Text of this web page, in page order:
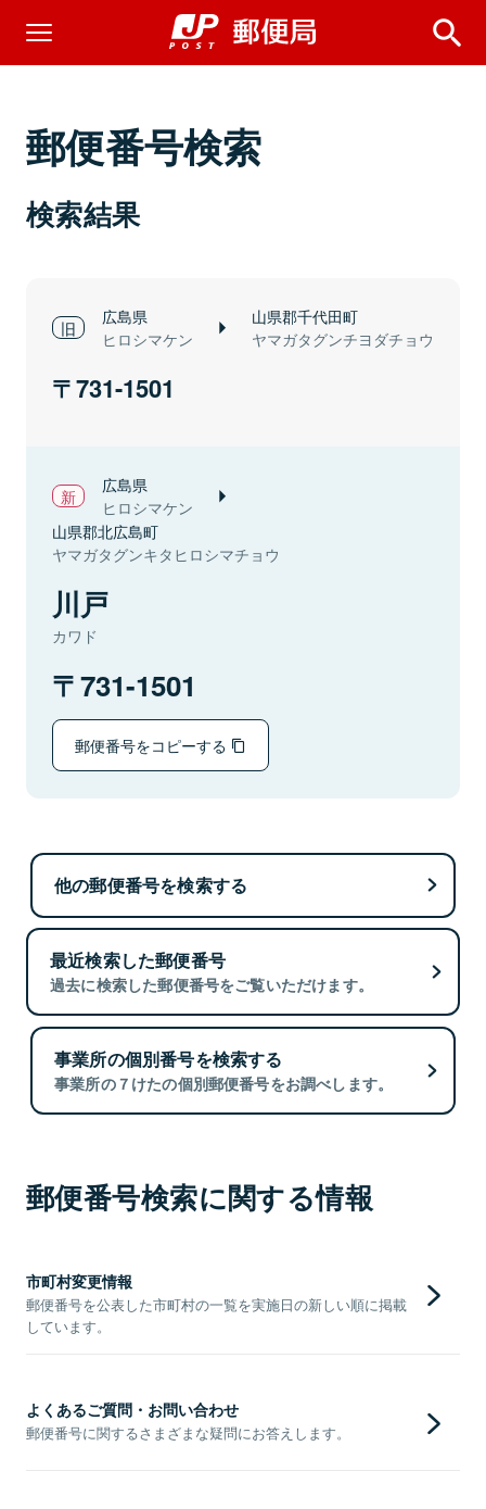
郵便番号検索
検索結果
広島県
ヒロシマケン
山県郡千代田町
ヤマガタグンチヨダチョウ
731-1501
広島県
ヒロシマケン
山県郡北広島町
ヤマガタグンキタヒロシマチョウ
川戸
カワド
731-1501
郵便番号をコピーする
他の郵便番号を検索する
最近検索した郵便番号
過去に検索した郵便番号をご覧いただけます。
事業所の個別番号を検索する
事業所の７けたの個別郵便番号をお調べします。
郵便番号検索に関する情報
市町村変更情報
郵便番号を公表した市町村の一覧を実施日の新しい順に掲載
しています。
よくあるご質問・お問い合わせ
郵便番号に関するさまざまな疑問にお答えします。